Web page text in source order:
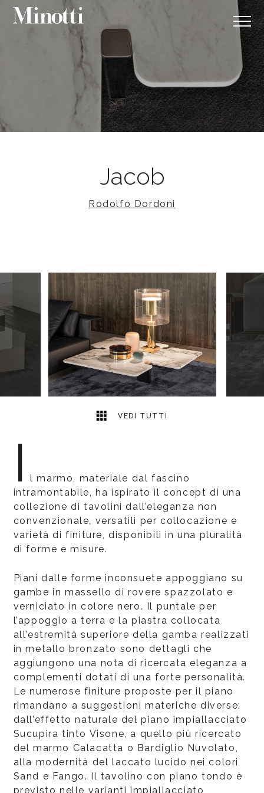
Jacob
Rodolfo Dordoni
VEDI TUTTI
I
l marmo, materiale dal fascino
intramontabile, ha ispirato il concept di una
collezione di tavolini dall’eleganza non
convenzionale, versatili per collocazione e
varietà di finiture, disponibili in una pluralità
di forme e misure.
Piani dalle forme inconsuete appoggiano su
gambe in massello di rovere spazzolato e
verniciato in colore nero. Il puntale per
l’appoggio a terra e la piastra collocata
all’estremità superiore della gamba realizzati
in metallo bronzato sono dettagli che
aggiungono una nota di ricercata eleganza a
complementi dotati di una forte personalità.
Le numerose finiture proposte per il piano
rimandano a suggestioni materiche diverse:
dall’effetto naturale del piano impiallacciato
Sucupira tinto Visone, a quello più ricercato
del marmo Calacatta o Bardiglio Nuvolato,
alla modernità del laccato lucido nei colori
Sand e Fango. Il tavolino con piano tondo è
previsto nelle varianti impiallacciato